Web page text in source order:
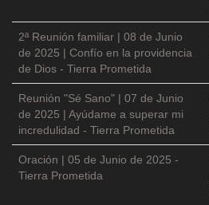
2ª Reunión familiar | 08 de Junio
de 2025 | Confío en la providencia
de Dios - Tierra Prometida
Reunión "Sé Sano" | 07 de Junio
de 2025 | Ayúdame a superar mi
incredulidad - Tierra Prometida
Oración | 05 de Junio de 2025 -
Tierra Prometida